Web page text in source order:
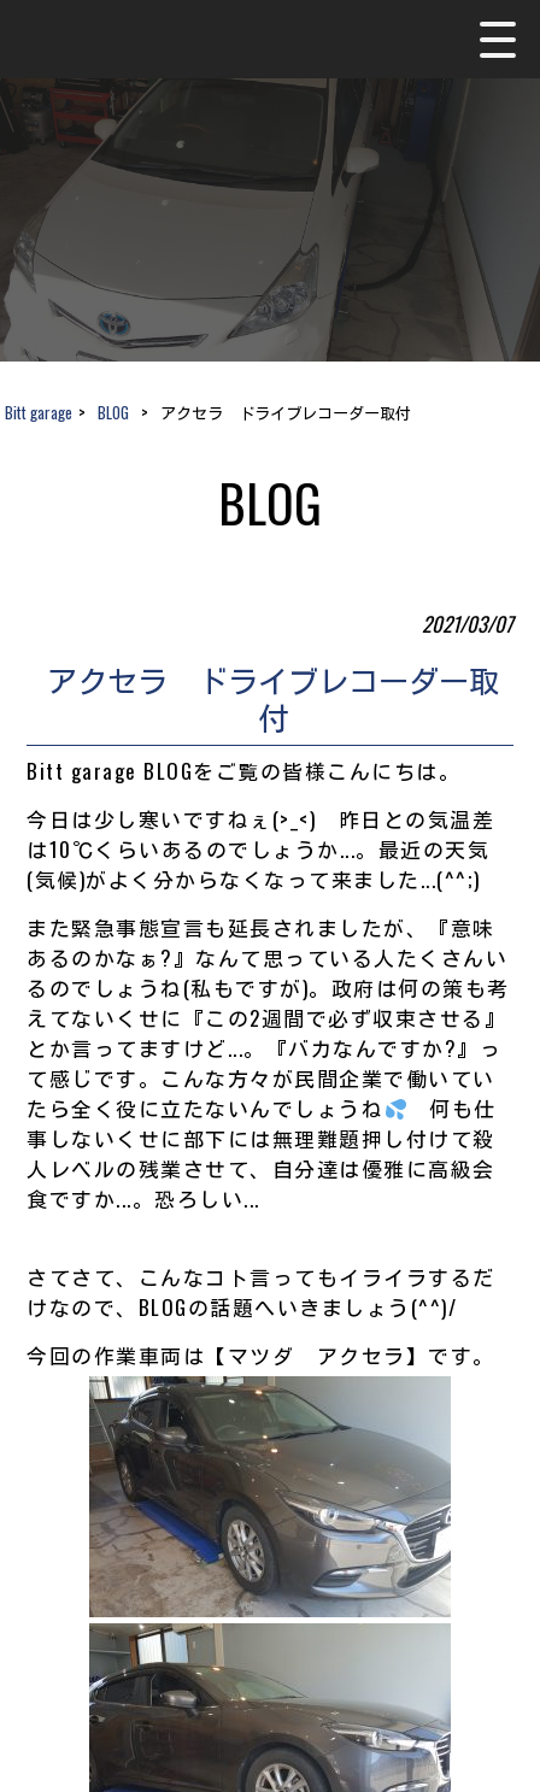
Bitt garage > BLOG > アクセラ ドライブレコーダー取付
BLOG
2021/03/07
アクセラ ドライブレコーダー取
付
Bitt garage BLOGをご覧の皆様こんにちは。
今日は少し寒いですねぇ(>_<) 昨日との気温差
は10℃くらいあるのでしょうか...。最近の天気
(気候)がよく分からなくなって来ました...(^^;)
また緊急事態宣言も延長されましたが、『意味
あるのかなぁ?』なんて思っている人たくさんい
るのでしょうね(私もですが)。政府は何の策も考
えてないくせに『この2週間で必ず収束させる』
とか言ってますけど...。『バカなんですか?』っ
て感じです。こんな方々が民間企業で働いてい
たら全く役に立たないんでしょうね
何も仕
事しないくせに部下には無理難題押し付けて殺
人レベルの残業させて、自分達は優雅に高級会
食ですか...。恐ろしい...
さてさて、こんなコト言ってもイライラするだ
けなので、BLOGの話題へいきましょう(^^)/
今回の作業車両は【マツダ アクセラ】です。